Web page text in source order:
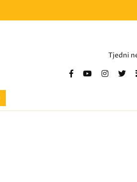
Tjedni